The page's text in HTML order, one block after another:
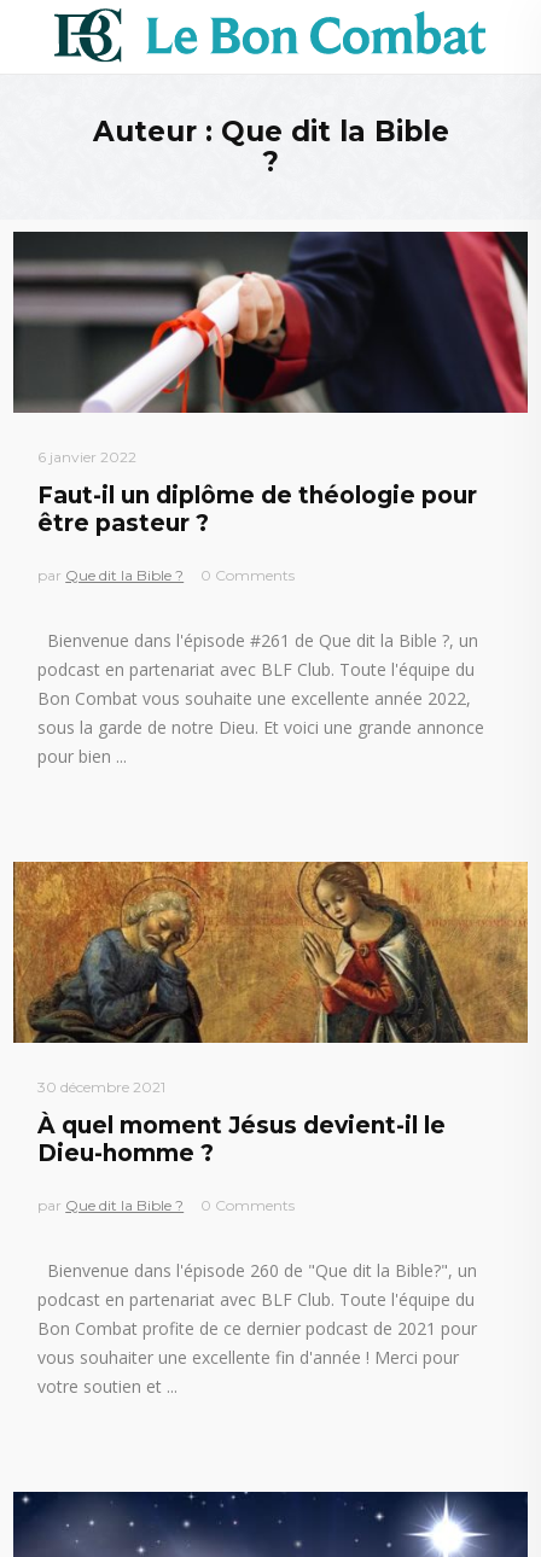
Auteur : Que dit la Bible
?
6 janvier 2022
Faut-il un diplôme de théologie pour
être pasteur ?
par Que dit la Bible ? 0 Comments
Bienvenue dans l'épisode #261 de Que dit la Bible ?, un
podcast en partenariat avec BLF Club. Toute l'équipe du
Bon Combat vous souhaite une excellente année 2022,
sous la garde de notre Dieu. Et voici une grande annonce
pour bien
30 décembre 2021
À quel moment Jésus devient-il le
Dieu-homme ?
par Que dit la Bible ? 0 Comments
Bienvenue dans l'épisode 260 de "Que dit la Bible?", un
podcast en partenariat avec BLF Club. Toute l'équipe du
Bon Combat profite de ce dernier podcast de 2021 pour
vous souhaiter une excellente fin d'année ! Merci pour
votre soutien et